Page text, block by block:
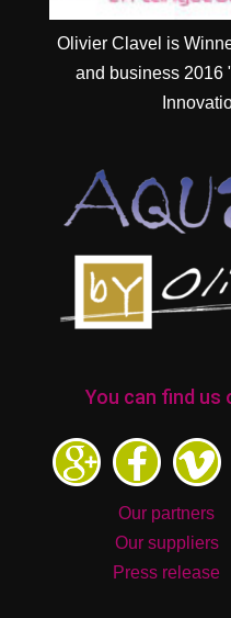
Olivier Clavel is
and business 2016
You can find us
Our partners
Our suppliers
Press release